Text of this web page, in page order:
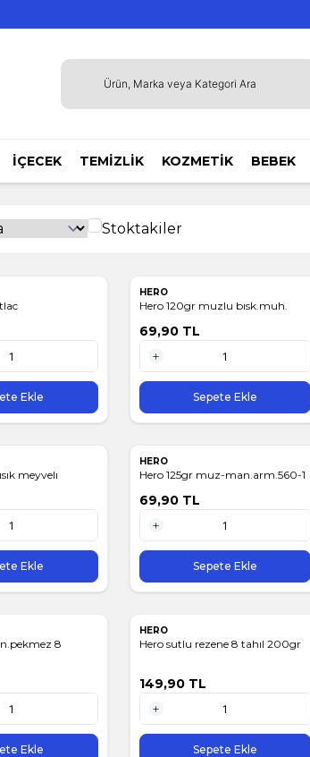
İÇECEK TEMİZLİK KOZMETİK BEBEK
Stoktakiler
Ekle
HERO
Hero 120gr muzlu bısk.muh.
69,90TL
1 Adet
Sepete Ekle
meyvelı
Ekle
HERO
Hero 125gr muz-man.arm.560-1
69,90TL
1 Adet
Sepete Ekle
8
Ekle
HERO
Hero sutlu rezene 8 tahıl 200gr
149,90TL
1 Adet
Sepete Ekle